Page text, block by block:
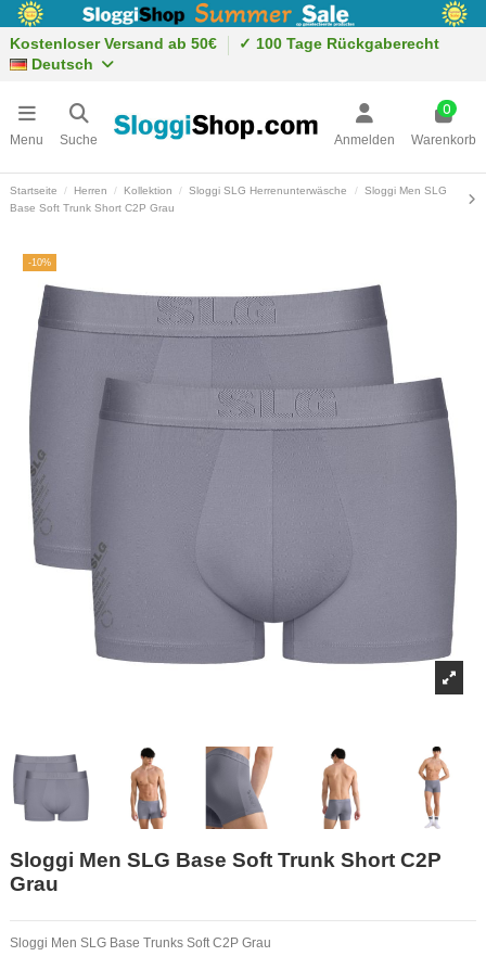
Kostenloser Versand ab 50€
✓ 100 Tage Rückgaberecht
Deutsch
Menu Suche Anmelden
0
Warenkorb
Startseite Herren Kollektion Sloggi SLG Herrenunterwäsche
Sloggi Men SLG
Base Soft Trunk Short C2P Grau
-10%
Sloggi Men SLG Base Soft Trunk Short C2P
Grau
Sloggi Men SLG Base Trunks Soft C2P Grau